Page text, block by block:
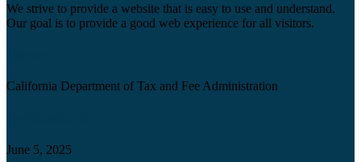
We strive to provide a website that is easy to use and understand.
Our goal is to provide a good web experience for all visitors.
California Department of Tax and Fee Administration
June 5, 2025